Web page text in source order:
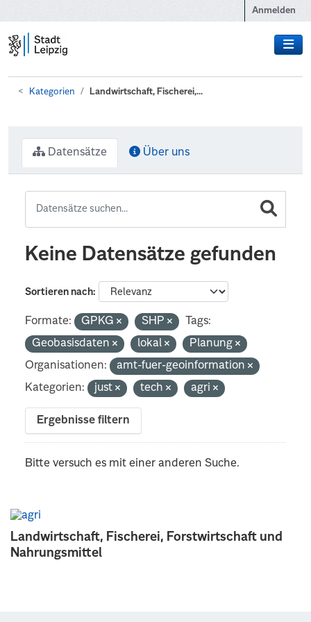
Anmelden
Kategorien Landwirtschaft, Fischerei,...
Landwirtschaft, Fischerei, Forstwirtschaft und
Nahrungsmittel
Datensätze Über uns
Keine Datensätze gefunden
Sortieren nach
Formate: GPKG SHP
Tags:
Geobasisdaten
lokal
Planung
Organisationen:
amt-fuer-geoinformation
Kategorien:
just tech agri
Ergebnisse filtern
Bitte versuch es mit einer anderen Suche.